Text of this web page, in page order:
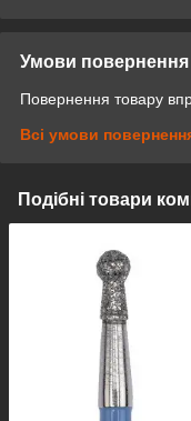
Умови повернення
Повернення товару
Всі умови
Подібні товари